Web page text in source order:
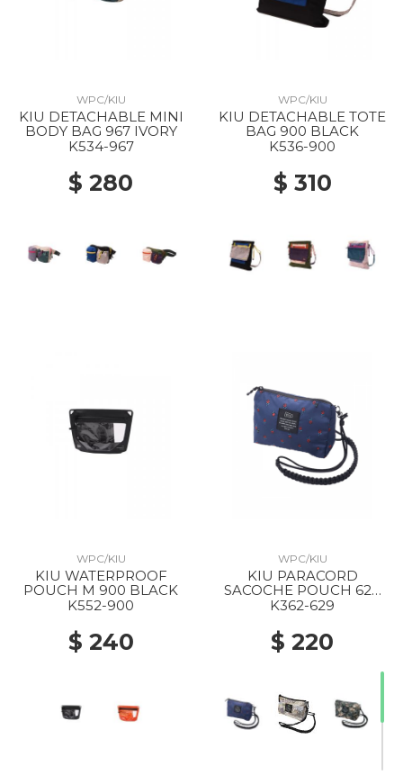
WPC/KIU
KIU DETACHABLE MINI
BODY BAG 967 IVORY
K534-967
$ 280
WPC/KIU
KIU DETACHABLE TOTE
BAG 900 BLACK
K536-900
$ 310
WPC/KIU
KIU WATERPROOF
POUCH M 900 BLACK
K552-900
$ 240
WPC/KIU
KIU PARACORD
SACOCHE POUCH 629
ROSE
K362-629
$ 220